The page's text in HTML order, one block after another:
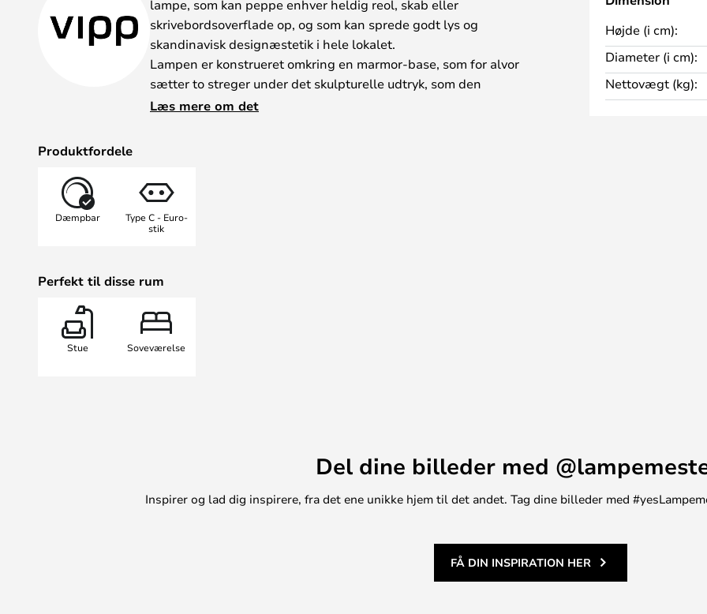
lampe, som kan peppe enhver heldig reol, skab eller
skrivebordsoverflade op, og som kan sprede godt lys og
skandinavisk designæstetik i hele lokalet.
Lampen er konstrueret omkring en marmor-base, som for alvor
sætter to streger under det skulpturelle udtryk, som den
opaliserede skærm fuldender – og man kan godt komme til at
minimalistiske designtraditioner emmer ud af formen, farverne og
simpliciteten.
Læs mere om det
Produktfordele
Dæmpbar
Type C - Euro-
stik
Perfekt til disse rum
Stue Soveværelse
Højde (i cm):
Diameter (i cm):
Nettovægt (kg):
Del dine billeder med
Inspirer og lad dig inspirere, fra det ene unikke hjem til det andet. Tag dine billeder med
FÅ DIN INSPIRATION HER